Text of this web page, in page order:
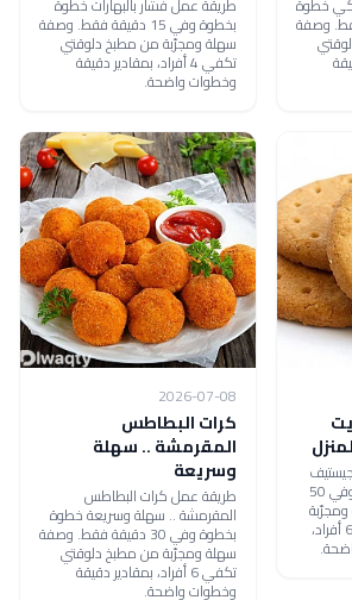
فقط. وصفة بخطوة وفي 15 دقيقة فقط. وصفة
سهلة ومجرّبة من مطبخ دلوقتي
تكفي 4 أفراد، بمقادير دقيقة
وخطوات واضحة.
في المنزل خطوة بخطوة وفي 50
من مطبخ دلوقتي تكفي 6 أفراد،
2026-07-08
كرات البطاطس
المقرمشة .. سهلة
وسريعة
طريقة عمل كرات البطاطس
المقرمشة .. سهلة وسريعة خطوة
بخطوة وفي 30 دقيقة فقط. وصفة
سهلة ومجرّبة من مطبخ دلوقتي
تكفي 6 أفراد، بمقادير دقيقة
وخطوات واضحة.